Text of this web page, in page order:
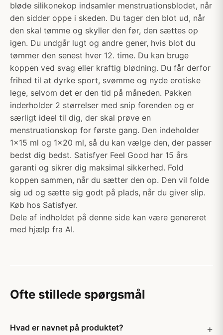
bløde silikonekop indsamler menstruationsblodet, når
den sidder oppe i skeden. Du tager den blot ud, når
den skal tømme og skyller den før, den sættes op
igen. Du undgår lugt og andre gener, hvis blot du
tømmer den senest hver 12. time. Du kan bruge
koppen ved svag eller kraftig blødning. Du får derfor
frihed til at dyrke sport, svømme og nyde erotiske
lege, selvom det er den tid på måneden. Pakken
inderholder 2 størrelser med snip forenden og er
særligt ideel til dig, der skal prøve en
menstruationskop for første gang. Den indeholder
1x15 ml og 1x20 ml, så du kan vælge den, der passer
bedst dig bedst. Satisfyer Feel Good har 15 års
garanti og sikrer dig maksimal sikkerhed. Fold
koppen sammen, når du sætter den op. Den vil folde
sig ud og sætte sig godt på plads, når du giver slip.
Køb hos Satisfyer.
Dele af indholdet på denne side kan være genereret
med hjælp fra AI.
Ofte stillede spørgsmål
Hvad er navnet på produktet?